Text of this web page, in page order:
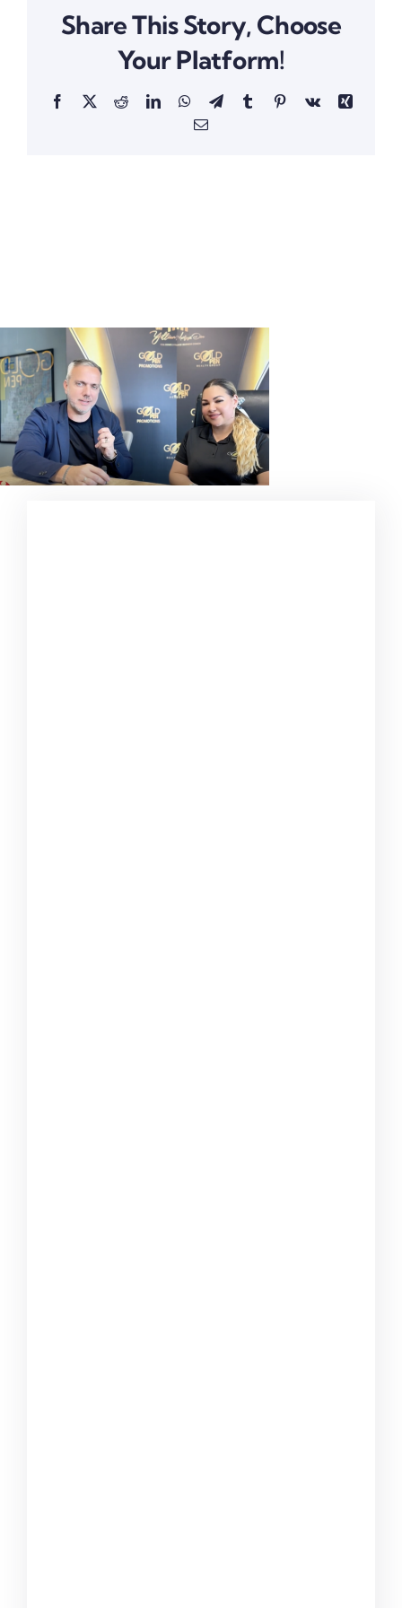
Share This Story, Choose
Your Platform!
Facebook
X RedditLinkedInWhatsApp
TelegramTumblrPinterestVk
Xing
Email